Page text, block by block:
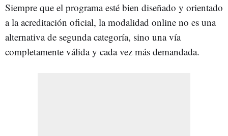
Siempre que el programa esté bien diseñado y orientado
a la acreditación oficial, la modalidad online no es una
alternativa de segunda categoría, sino una vía
completamente válida y cada vez más demandada.